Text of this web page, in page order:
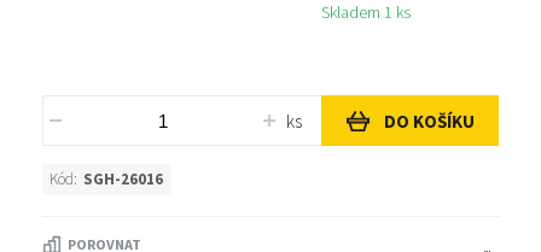
Skladem 1 ks
ks DO KOŠÍKU
Kód: SGH-26016
POROVNAT